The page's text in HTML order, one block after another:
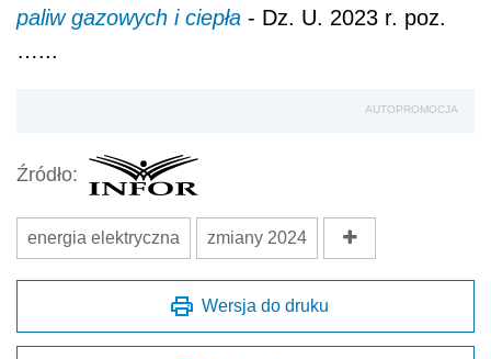
paliw gazowych i ciepła - Dz. U. 2023 r. poz.
…...
AUTOPROMOCJA
Źródło:
energia elektryczna zmiany 2024
Wersja do druku